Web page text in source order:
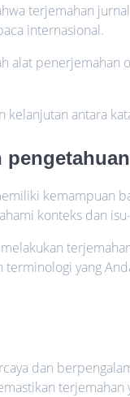
terjemahan
internasional.
alat penerjemahan
antara
pengetahuan
kemampuan
konteks dan
yang
dan